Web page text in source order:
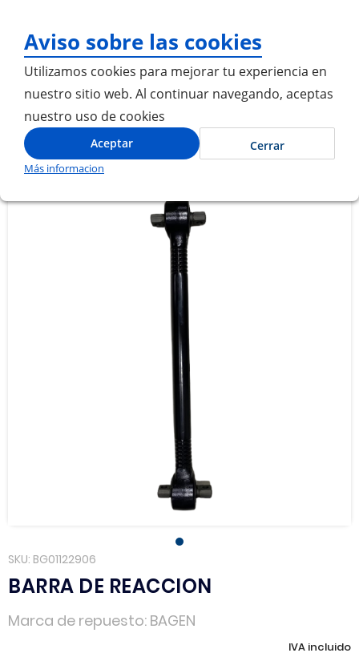
Aviso sobre las cookies
Utilizamos cookies para mejorar tu experiencia en
nuestro sitio web. Al continuar navegando, aceptas
nuestro uso de cookies
Aceptar Cerrar
Más informacion
Inicio BARRA DE REACCION
SKU BG01122906
BARRA DE REACCION
Marca de repuesto BAGEN
IVA incluido